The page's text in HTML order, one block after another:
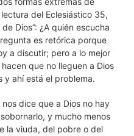
del Eclesiástico 35,
Dios”: ¿A quién escucha
es retórica porque
a discutir; pero a lo mejor
que no lleguen a Dios
y ahí está el problema.
dice que a Dios no hay
y mucho menos
la viuda, del pobre o del